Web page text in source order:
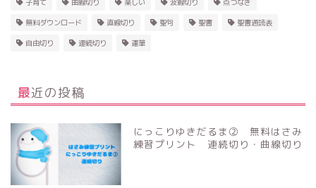
子育て 曲線切り 楽しい 波線切り 点つなぎ
無料ダウンロード 直線切り 聖句 聖書 聖書通読表
自由切り 連続切り 運筆
最近の投稿
にっこりゆきだるま② 無料はさみ
練習プリント 連続切り・曲線切り